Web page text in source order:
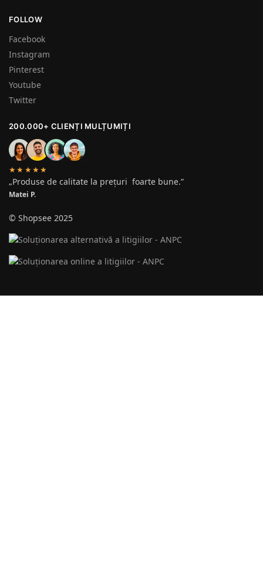
FOLLOW
Facebook
Instagram
Pinterest
Youtube
Twitter
200.000+ CLIENȚI MULȚUMIȚI
★★★★★
„Produse de calitate la prețuri foarte bune.”
Matei P.
© Shopsee 2025